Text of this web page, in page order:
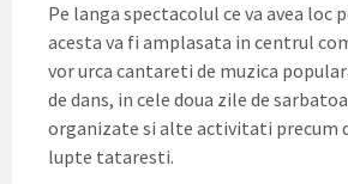
Pe langa spectacolul ce va avea loc
acesta va fi amplasata in centrul
vor urca cantareti de muzica
de dans, in cele doua zile de
organizate si alte activitati precum
lupte tataresti.